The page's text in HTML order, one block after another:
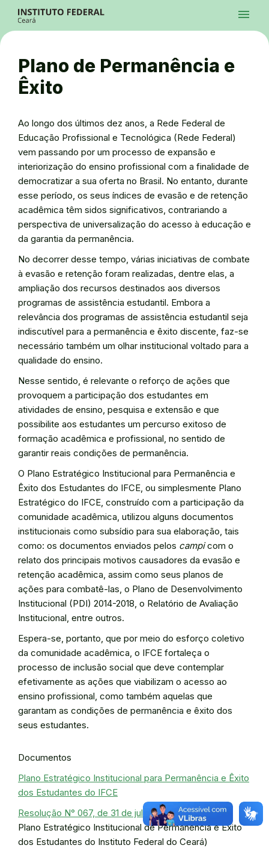
Ir para a busca
Ir para o menu principal
Ir para o conteúdo
Alto Contraste
Login da Área Administrativa
Acessibilidade
menu
InstagramTwitter/XFacebook
Plano de Permanência e
Êxito
Ao longo dos últimos dez anos, a Rede Federal de
Educação Profissional e Tecnológica (Rede Federal)
vem passando por um processo de expansão e
interiorização do ensino profissional com a finalidade de
democratizar a sua oferta no Brasil. No entanto, durante
esse período, os seus índices de evasão e de retenção
acadêmica têm sidos significativos, contrariando a
perspectiva de universalização do acesso à educação e
da garantia da permanência.
No decorrer desse tempo, várias iniciativas de combate
à evasão e retenção foram realizadas, dentre elas, a
ampliação dos recursos destinados aos diversos
programas de assistência estudantil. Embora a
relevância dos programas de assistência estudantil seja
indiscutível para a permanência e êxito discente, faz-se
necessário também um olhar institucional voltado para a
qualidade do ensino.
Nesse sentido, é relevante o reforço de ações que
provoquem a participação dos estudantes em
atividades de ensino, pesquisa e extensão e que
possibilite aos estudantes um percurso exitoso de
formação acadêmica e profissional, no sentido de
garantir reais condições de permanência.
O Plano Estratégico Institucional para Permanência e
Êxito dos Estudantes do IFCE, ou simplesmente Plano
Estratégico do IFCE, construído com a participação da
comunidade acadêmica, utilizou alguns documentos
institucionais como subsídio para sua elaboração, tais
como: os documentos enviados pelos campicom o
relato dos principais motivos causadores da evasão e
retenção acadêmica, assim como seus planos de
ações para combatê-las, o Plano de Desenvolvimento
Institucional (PDI) 2014-2018, o Relatório de Avaliação
Institucional, entre outros.
Espera-se, portanto, que por meio do esforço coletivo
da comunidade acadêmica, o IFCE fortaleça o
processo de inclusão social que deve contemplar
efetivamente as ações que viabilizam o acesso ao
ensino profissional, como também aquelas que
garantam as condições de permanência e êxito dos
seus estudantes.
Documentos
Plano Estratégico Institucional para Permanência e Êxito
dos Estudantes do IFCE
Resolução N° 067, de 31 de julho de 2017(Aprova o
Plano Estratégico Institucional de Permanência e Êxito
dos Estudantes do Instituto Federal do Ceará)